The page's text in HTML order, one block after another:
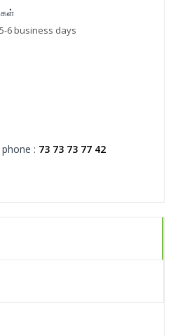
6 business days
: 73 73 73 77 42